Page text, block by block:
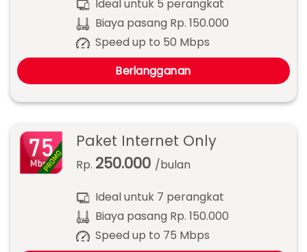
Ideal untuk 5 perangkat
Biaya pasang Rp. 150.000
Speed up to 50 Mbps
Berlangganan
Paket Internet Only
Rp. 250.000 /bulan
Ideal untuk 7 perangkat
Biaya pasang Rp. 150.000
Speed up to 75 Mbps